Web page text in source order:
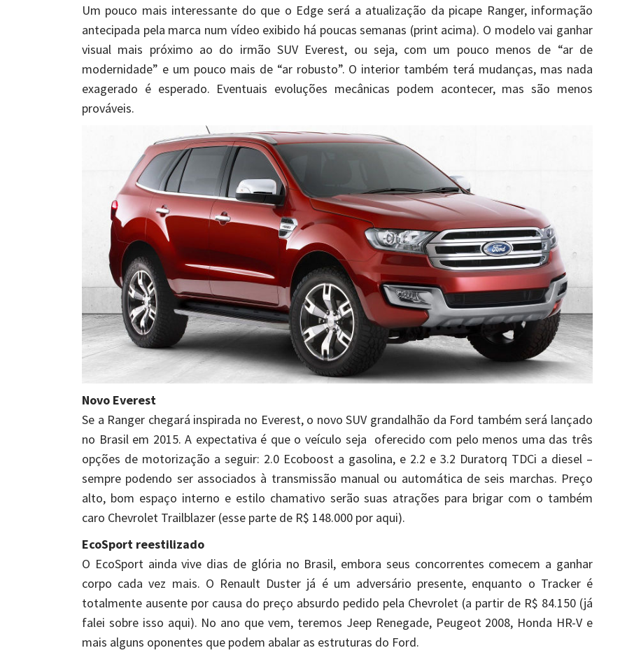
Um pouco mais interessante do que o Edge será a atualização da picape Ranger, informação
antecipada pela marca num vídeo exibido há poucas semanas (print acima). O modelo vai ganhar
visual mais próximo ao do irmão SUV Everest, ou seja, com um pouco menos de “ar de
modernidade” e um pouco mais de “ar robusto”. O interior também terá mudanças, mas nada
exagerado é esperado. Eventuais evoluções mecânicas podem acontecer, mas são menos
prováveis.
Novo Everest
Se a Ranger chegará inspirada no Everest, o novo SUV grandalhão da Ford também será lançado
no Brasil em 2015. A expectativa é que o veículo seja oferecido com pelo menos uma das três
opções de motorização a seguir: 2.0 Ecoboost a gasolina, e 2.2 e 3.2 Duratorq TDCi a diesel –
sempre podendo ser associados à transmissão manual ou automática de seis marchas. Preço
alto, bom espaço interno e estilo chamativo serão suas atrações para brigar com o também
caro Chevrolet Trailblazer (esse parte de R$ 148.000 por aqui).
EcoSport reestilizado
O EcoSport ainda vive dias de glória no Brasil, embora seus concorrentes comecem a ganhar
corpo cada vez mais. O Renault Duster já é um adversário presente, enquanto o Tracker é
totalmente ausente por causa do preço absurdo pedido pela Chevrolet (a partir de R$ 84.150 (já
falei sobre isso aqui). No ano que vem, teremos Jeep Renegade, Peugeot 2008, Honda HR-V e
mais alguns oponentes que podem abalar as estruturas do Ford.